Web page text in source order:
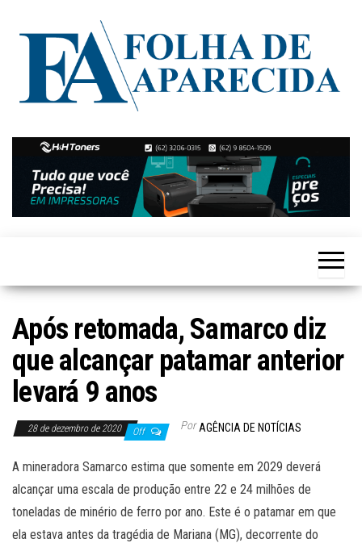
Folha de
Aparecida
Notícias
de
Aparecida
de
Goiânia
Após retomada, Samarco diz
que alcançar patamar anterior
levará 9 anos
28 de dezembro de 2020 Off Por AGÊNCIA DE NOTÍCIAS
A mineradora Samarco estima que somente em 2029 deverá
alcançar uma escala de produção entre 22 e 24 milhões de
toneladas de minério de ferro por ano. Este é o patamar em que
ela estava antes da tragédia de Mariana (MG), decorrente do